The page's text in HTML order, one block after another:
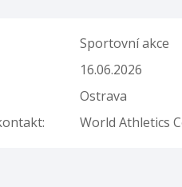
Sportovní akce
16.06.2026
Ostrava
World Athletics